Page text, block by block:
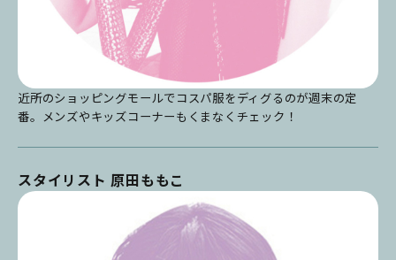
近所のショッピングモールでコスパ服をディグるのが週末の定
番。メンズやキッズコーナーもくまなくチェック！
スタイリスト 原田ももこ